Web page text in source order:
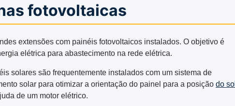
fotovoltaicas
extensões com painéis fotovoltaicos instalados. O objetivo é
elétrica para abastecimento na rede elétrica.
solares são frequentemente instalados com um sistema de
solar para otimizar a orientação do painel para a posição do sol
de um motor elétrico.